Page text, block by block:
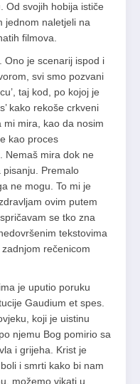
Od svojih hobija ističe
jednom naletjeli na
filmova.
Ono je scenarij ispod i
svi smo pozvani
taj kod, po kojoj je
kako rekoše crkveni
mi mira, kao da nosim
kao proces
Nemaš mira dok ne
pisanju. Premalo
ne mogu. To mi je
ovim putem
se tko zna
tekstovima
rečenicom
je uputio poruku
Gaudium et spes.
koji je uistinu
njemu Bog pomirio sa
i grijeha. Krist je
i smrti kako bi nam
možemo vikati u